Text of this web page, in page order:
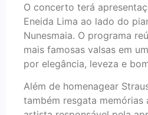
O concerto terá
Eneida Lima ao lado do
Nunesmaia. O programa
mais famosas valsas em
por elegância, leveza e
Além de homenagear
também resgata memórias